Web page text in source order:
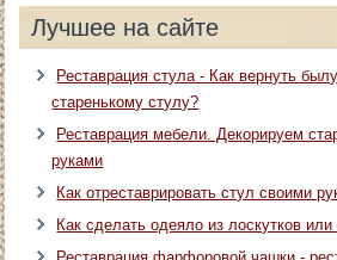
Лучшее на сайте
Реставрация стула - Как вернуть
старенькому стулу?
Реставрация мебели. Декорируем
руками
Как отреставрировать стул своими
Как сделать одеяло из лоскутков